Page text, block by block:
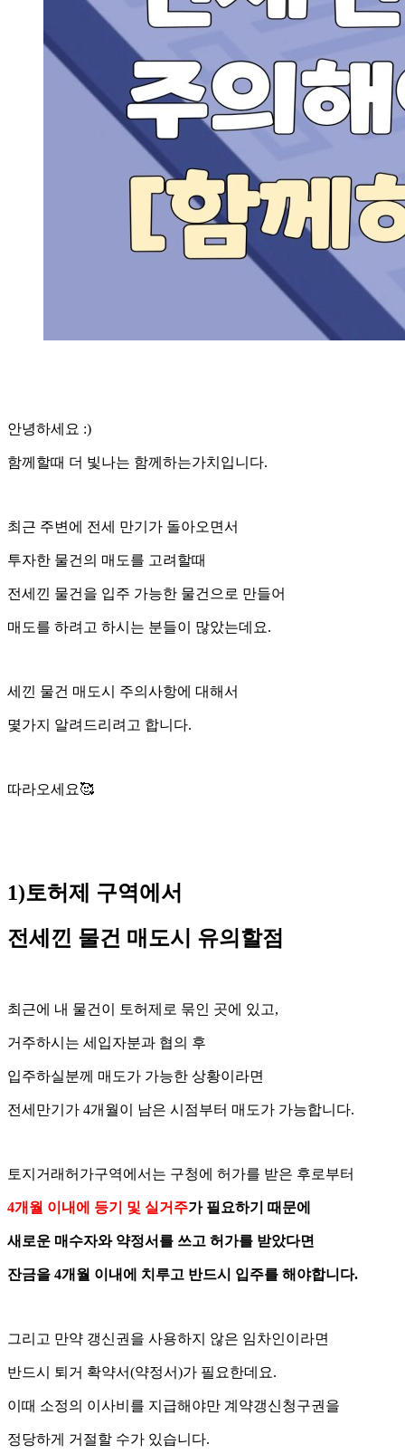
안녕하세요 :)
함께할때 더 빛나는 함께하는가치입니다.
최근 주변에 전세 만기가 돌아오면서
투자한 물건의 매도를 고려할때
전세낀 물건을 입주 가능한 물건으로 만들어
매도를 하려고 하시는 분들이 많았는데요.
세낀 물건 매도시 주의사항에 대해서
몇가지 알려드리려고 합니다.
따라오세요🥰
1)토허제 구역에서
전세낀 물건 매도시 유의할점
최근에 내 물건이 토허제로 묶인 곳에 있고,
거주하시는 세입자분과 협의 후
입주하실분께 매도가 가능한 상황이라면
전세만기가 4개월이 남은 시점부터 매도가 가능합니다.
토지거래허가구역에서는 구청에 허가를 받은 후로부터
4개월 이내에 등기 및 실거주가 필요하기 때문에
새로운 매수자와 약정서를 쓰고 허가를 받았다면
잔금을 4개월 이내에 치루고 반드시 입주를 해야합니다.
그리고 만약 갱신권을 사용하지 않은 임차인이라면
반드시 퇴거 확약서(약정서)가 필요한데요.
이때 소정의 이사비를 지급해야만 계약갱신청구권을
정당하게 거절할 수가 있습니다.